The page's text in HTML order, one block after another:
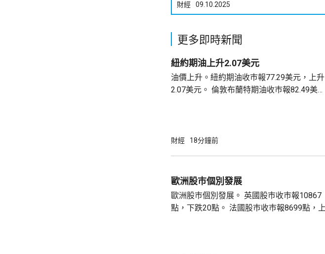
財經 09.10.2025
更多即時新聞
紐約期油上升2.07美元
油價上升。紐約期油收巿報77.29美元，上升
2.07美元。 倫敦布蘭特期油收巿報82.49美
財經 18分鐘前
歐洲股巿個別發展
歐洲股巿個別發展。 英國股巿收巿報10867
點，下跌20點。 法國股巿收巿報8699點，上